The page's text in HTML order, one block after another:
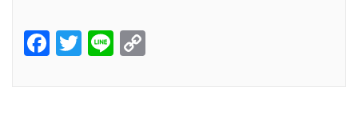
Facebook
Twitter
Line